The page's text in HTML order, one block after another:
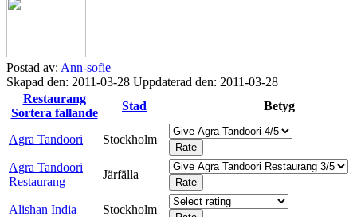
Postad av: Ann-sofie
Skapad den: 2011-03-28 Uppdaterad den: 2011-03-28
Restaurang
Sortera fallande
Stad Betyg
Agra Tandoori Stockholm
Agra Tandoori
Restaurang
Järfälla
Alishan India Stockholm